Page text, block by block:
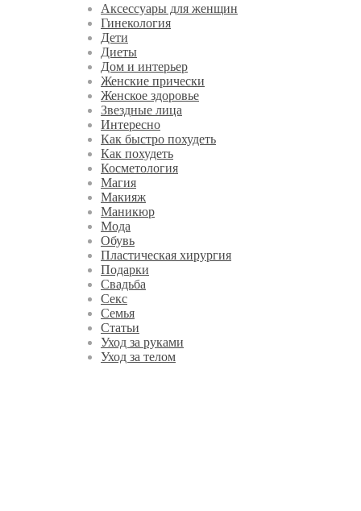
Аксессуары для женщин
Гинекология
Дети
Диеты
Дом и интерьер
Женские прически
Женское здоровье
Звездные лица
Интересно
Как быстро похудеть
Как похудеть
Косметология
Магия
Макияж
Маникюр
Мода
Обувь
Пластическая хирургия
Подарки
Свадьба
Секс
Семья
Статьи
Уход за руками
Уход за телом